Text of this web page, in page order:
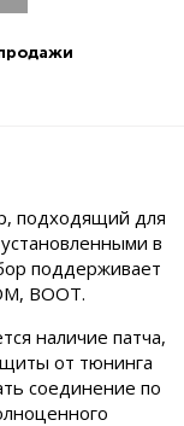
подходящий для
в
поддерживает
BOOT.
наличие патча,
от тюнинга
соединение по